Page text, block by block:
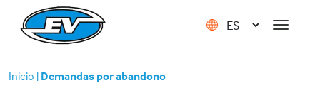
Inicio | Demandas por abandono